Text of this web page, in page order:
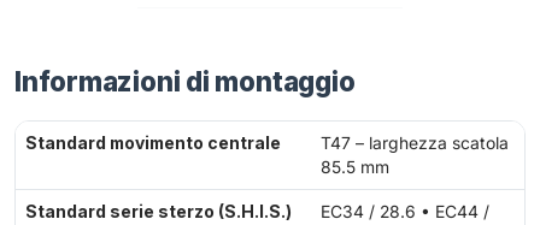
Informazioni di montaggio
Standard movimento centrale
T47 – larghezza scatola
85.5 mm
Standard serie sterzo (S.H.I.S.)
EC34 / 28.6 • EC44 /